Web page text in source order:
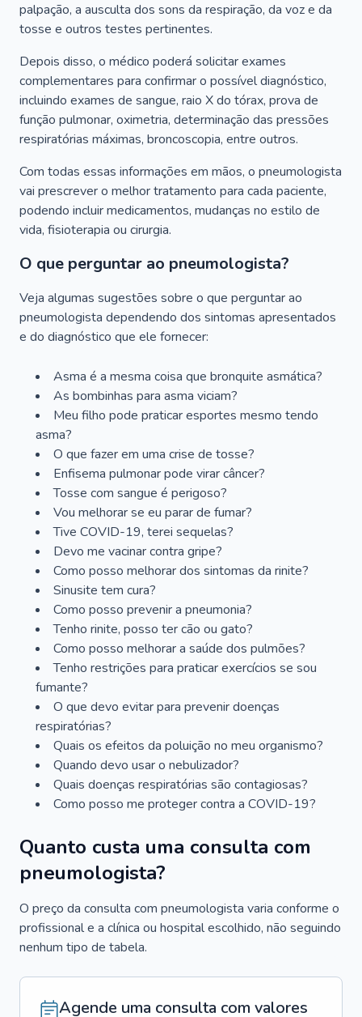
palpação, a ausculta dos sons da respiração, da voz e da
tosse e outros testes pertinentes.
Depois disso, o médico poderá solicitar exames
complementares para confirmar o possível diagnóstico,
incluindo exames de sangue, raio X do tórax, prova de
função pulmonar, oximetria, determinação das pressões
respiratórias máximas, broncoscopia, entre outros.
Com todas essas informações em mãos, o pneumologista
vai prescrever o melhor tratamento para cada paciente,
podendo incluir medicamentos, mudanças no estilo de
vida, fisioterapia ou cirurgia.
O que perguntar ao pneumologista?
Veja algumas sugestões sobre o que perguntar ao
pneumologista dependendo dos sintomas apresentados
e do diagnóstico que ele fornecer:
Asma é a mesma coisa que bronquite asmática?
As bombinhas para asma viciam?
Meu filho pode praticar esportes mesmo tendo
asma?
O que fazer em uma crise de tosse?
Enfisema pulmonar pode virar câncer?
Tosse com sangue é perigoso?
Vou melhorar se eu parar de fumar?
Tive COVID-19, terei sequelas?
Devo me vacinar contra gripe?
Como posso melhorar dos sintomas da rinite?
Sinusite tem cura?
Como posso prevenir a pneumonia?
Tenho rinite, posso ter cão ou gato?
Como posso melhorar a saúde dos pulmões?
Tenho restrições para praticar exercícios se sou
fumante?
O que devo evitar para prevenir doenças
respiratórias?
Quais os efeitos da poluição no meu organismo?
Quando devo usar o nebulizador?
Quais doenças respiratórias são contagiosas?
Como posso me proteger contra a COVID-19?
Quanto custa uma consulta com
pneumologista?
O preço da consulta com pneumologista varia conforme o
profissional e a clínica ou hospital escolhido, não seguindo
nenhum tipo de tabela.
Agende uma consulta com valores